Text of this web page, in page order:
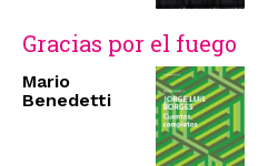
Gracias por el fuego
Mario
Benedetti